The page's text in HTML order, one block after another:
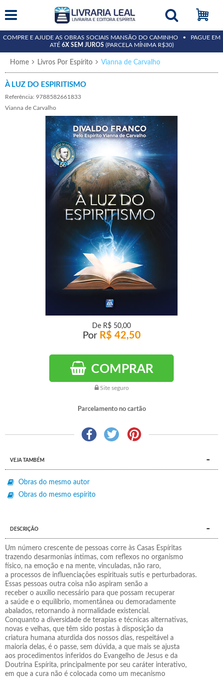
COMPRE E AJUDE AS OBRAS SOCIAIS MANSÃO DO CAMINHO • PAGUE EM
ATÉ 6X SEM JUROS (PARCELA MÍNIMA R$30)
Home Livros Por Espírito Vianna de Carvalho
À LUZ DO ESPIRITISMO
Referência: 9788582661833
Vianna de Carvalho
De R$ 50,00
Por R$ 42,50
COMPRAR
Site seguro
Parcelamento no cartão
VEJA TAMBÉM
Obras do mesmo autor
Obras do mesmo espírito
DESCRIÇÃO
Um número crescente de pessoas corre às Casas Espíritas
trazendo desarmonias íntimas, com reflexos no organismo
físico, na emoção e na mente, vinculadas, não raro,
a processos de influenciações espirituais sutis e perturbadoras.
Essas pessoas outra coisa não aspiram senão a
receber o auxílio necessário para que possam recuperar
a saúde e o equilíbrio, momentânea ou demoradamente
abalados, retornando à normalidade existencial.
Conquanto a diversidade de terapias e técnicas alternativas,
novas e velhas, que têm sido postas à disposição da
criatura humana aturdida dos nossos dias, respeitável a
maioria delas, é o passe, sem dúvida, a que mais se ajusta
aos procedimentos inferidos do Evangelho de Jesus e da
Doutrina Espírita, principalmente por seu caráter interativo,
em que a cura não é colocada como um mecanismo